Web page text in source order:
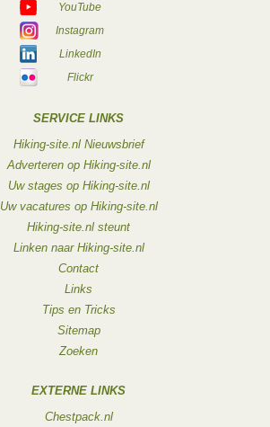
YouTube
Instagram
LinkedIn
Flickr
SERVICE LINKS
Hiking-site.nl Nieuwsbrief
Adverteren op Hiking-site.nl
Uw stages op Hiking-site.nl
Uw vacatures op Hiking-site.nl
Hiking-site.nl steunt
Linken naar Hiking-site.nl
Contact
Links
Tips en Tricks
Sitemap
Zoeken
EXTERNE LINKS
Chestpack.nl